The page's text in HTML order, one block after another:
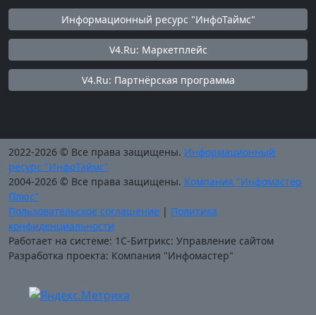
Информационный ресурс "ИнфоТаймс"
V4.Ru: Маркетплейс
V4.Ru: Партнёрская программа
2022-2026 © Все права защищены. Информационный
ресурс "ИнфоТаймс"
2004-2026 © Все права защищены. Компания "Инфомастер
Плюс"
Пользовательское соглашение | Политика
конфиденциальности
Работает на системе: 1С-Битрикс: Управление сайтом
Разработка проекта: Компания "Инфомастер"